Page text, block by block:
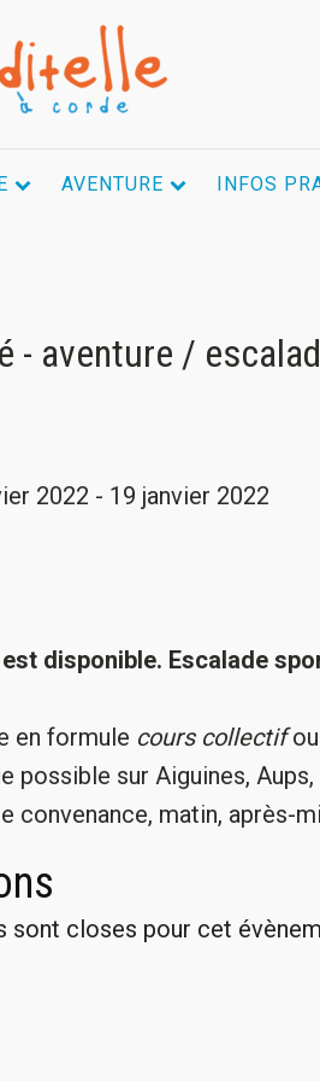
AVENTURE INFOS
- aventure /
2022 - 19 janvier 2022
disponible. Escalade
en formule cours collectifou
possible sur Aiguines,
convenance, matin, après-
sont closes pour cet